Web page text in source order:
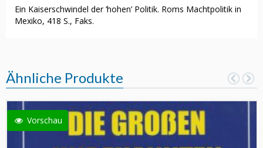
Ein Kaiserschwindel der ‘hohen’ Politik. Roms Machtpolitik in
Mexiko, 418 S., Faks.
Ähnliche Produkte
Vorschau